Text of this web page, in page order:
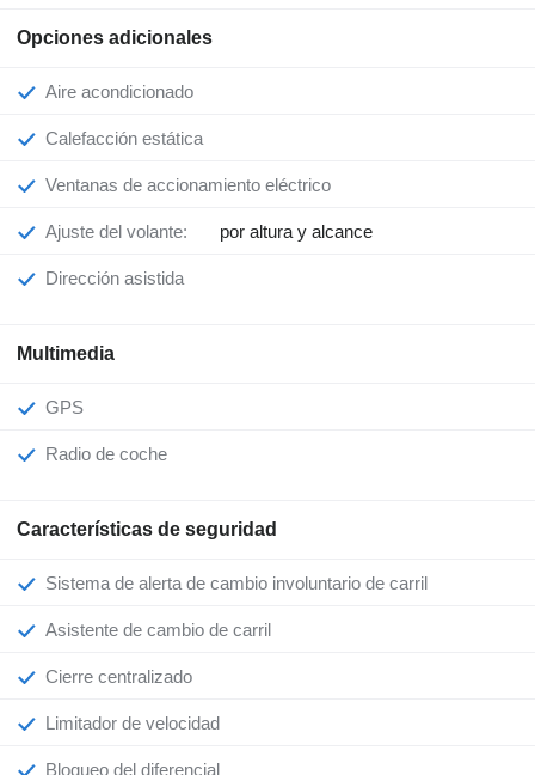
Opciones adicionales
Aire acondicionado
Calefacción estática
Ventanas de accionamiento eléctrico
Ajuste del volante: por altura y alcance
Dirección asistida
Multimedia
GPS
Radio de coche
Características de seguridad
Sistema de alerta de cambio involuntario de carril
Asistente de cambio de carril
Cierre centralizado
Limitador de velocidad
Bloqueo del diferencial